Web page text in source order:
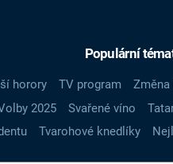
Populární
horory TV program Změna
2025 Svařené víno
Tvarohové knedlíky